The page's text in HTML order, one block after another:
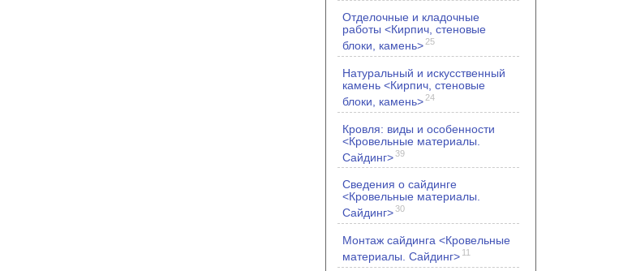
Отделочные и кладочные
работы <Кирпич, стеновые
блоки, камень> 25
Натуральный и искусственный
камень <Кирпич, стеновые
блоки, камень> 24
Кровля: виды и особенности
<Кровельные материалы.
Сайдинг>39
Сведения о сайдинге
<Кровельные материалы.
Сайдинг>30
Монтаж сайдинга <Кровельные
материалы. Сайдинг> 11